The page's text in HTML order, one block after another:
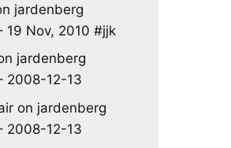
jardenberg
19 Nov, 2010 #jjk
jardenberg
2008-12-13
on jardenberg
2008-12-13